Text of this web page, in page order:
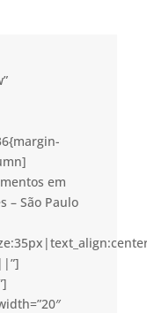
em
– São Paulo